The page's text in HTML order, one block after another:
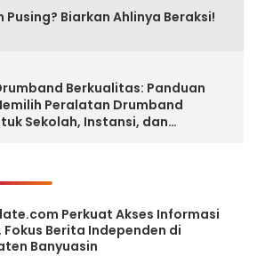
Pusing? Biarkan Ahlinya Beraksi!
Berkualitas: Panduan
Peralatan Drumband
Sekolah, Instansi, dan
Perkuat Akses Informasi
Fokus Berita Independen di
Banyuasin